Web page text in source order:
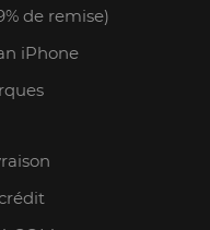
de remise)
iPhone